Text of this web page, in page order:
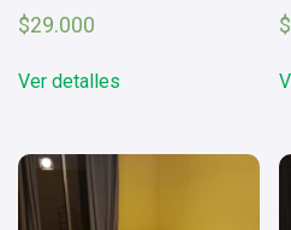
$29.000
Ver detalles
$